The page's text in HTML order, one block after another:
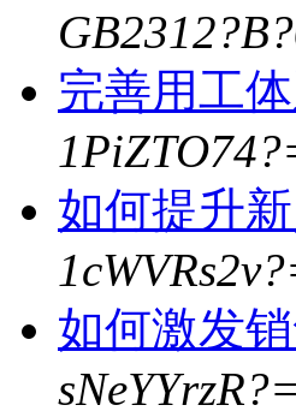
完善用工
如何提升
如何激发
sNeYYrzR?=